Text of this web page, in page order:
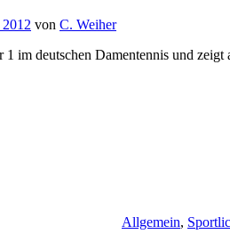
von C. Weiher
im deutschen Damentennis und zeigt
Allgemein,